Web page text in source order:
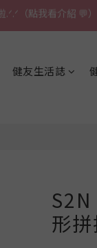
（點我看介紹 💬）
免運 (指定商品)
健友生活誌
形